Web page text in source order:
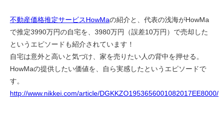
不動産価格推定サービスHowMaの紹介と、代表の浅海がHowMa
で推定3990万円の自宅を、3980万円（誤差10万円）で売却した
というエピソードも紹介されています！
自宅は意外と高いと気づけ、家を売りたい人の背中を押せる。
HowMaの提供したい価値を、自ら実感したというエピソードで
す。
http://www.nikkei.com/article/DGKKZO1953656001082017EE8000/